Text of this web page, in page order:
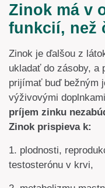
Zinok má v
funkcií, než
Zinok je ďalšou z
ukladať do zásoby, a
prijímať buď bežným
výživovými
príjem zinku
Zinok prispieva k:
1. plodnosti,
testosterónu v krvi,